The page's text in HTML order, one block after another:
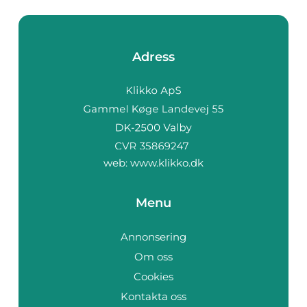
Adress
web: www.klikko.dk
Menu
Annonsering
Om oss
Cookies
Kontakta oss